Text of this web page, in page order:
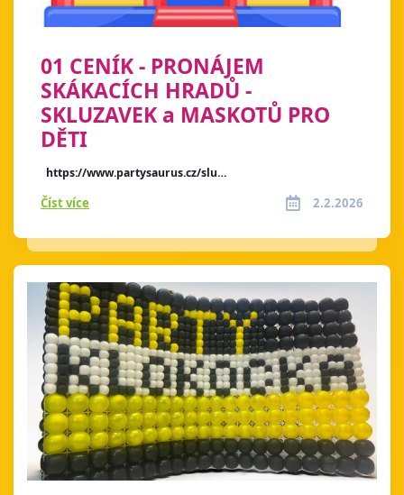
01 CENÍK - PRONÁJEM
SKÁKACÍCH HRADŮ -
SKLUZAVEK a MASKOTŮ PRO
DĚTI
https://www.partysaurus.cz/slu…
Číst více 2.2.2026